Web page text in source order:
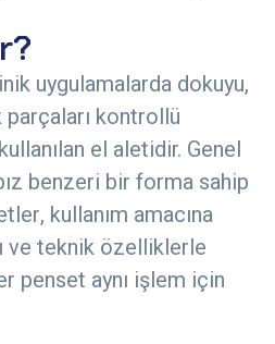
uygulamalarda dokuyu,
kontrollü
el aletidir. Genel
benzeri bir forma sahip
kullanım amacına
ve teknik özelliklerle
penset aynı işlem için